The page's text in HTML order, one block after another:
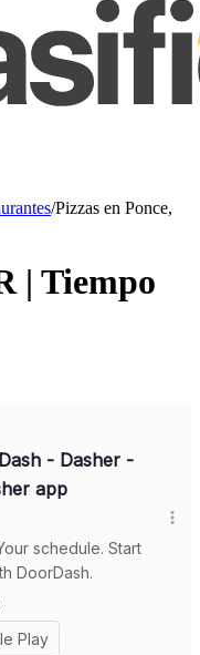
/Pizzas en Ponce,
| Tiempo